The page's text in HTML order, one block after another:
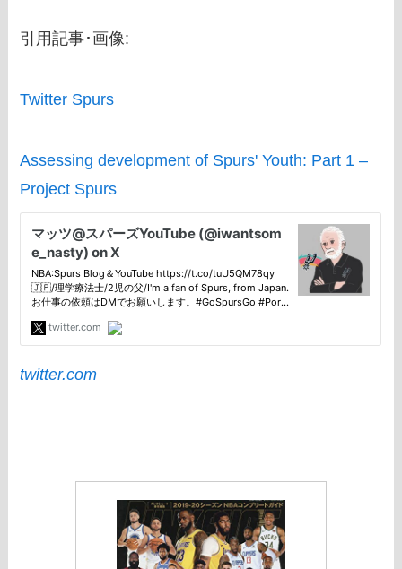
引用記事･画像:
Twitter Spurs
Assessing development of Spurs' Youth: Part 1 –
Project Spurs
twitter.com